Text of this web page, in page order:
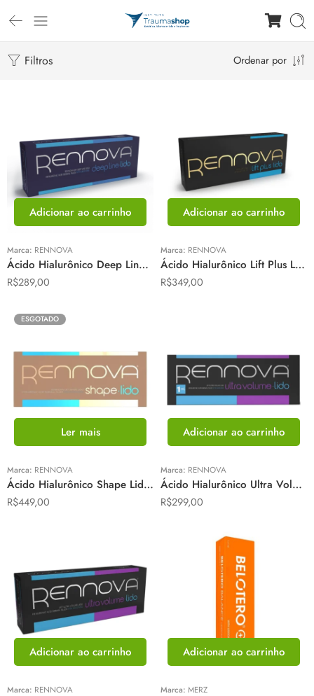
Filtros Ordenar por
Adicionar ao carrinho
Marca: RENNOVA
Ácido Hialurônico Deep Line Lido 1 mL – Rennova
R$289,00
Adicionar ao carrinho
Marca: RENNOVA
Ácido Hialurônico Lift Plus Lido 1 mL – Rennova
R$349,00
ESGOTADO
Ler mais
Marca: RENNOVA
Ácido Hialurônico Shape Lido 2 mL – Rennova
R$449,00
Adicionar ao carrinho
Marca: RENNOVA
Ácido Hialurônico Ultra Volume Lido 1 mL – Rennova
R$299,00
Adicionar ao carrinho
Marca: RENNOVA
Adicionar ao carrinho
Marca: MERZ